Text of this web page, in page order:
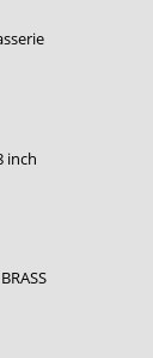
inch